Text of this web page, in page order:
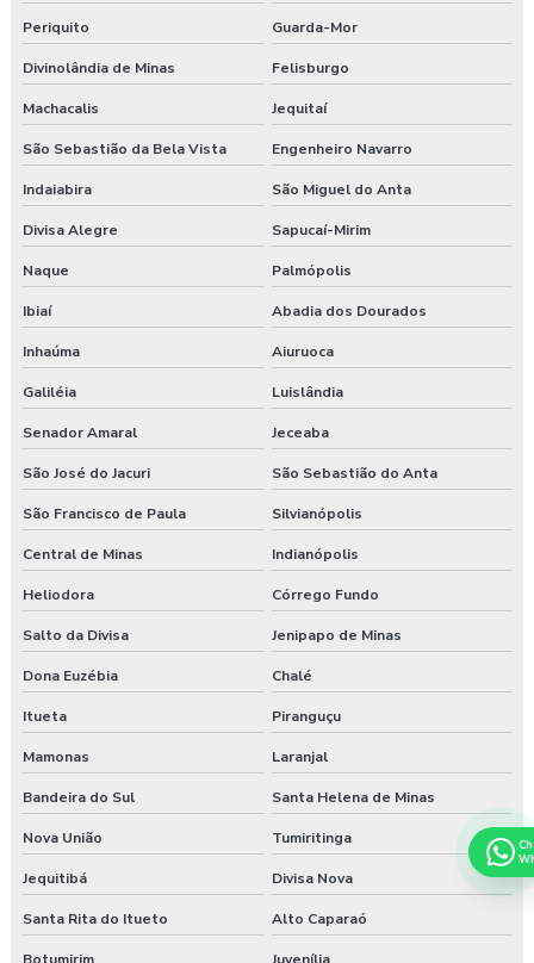
Periquito Guarda-Mor
Divinolândia de Minas Felisburgo
Machacalis Jequitaí
São Sebastião da Bela Vista Engenheiro Navarro
Indaiabira São Miguel do Anta
Divisa Alegre Sapucaí-Mirim
Naque Palmópolis
Ibiaí Abadia dos Dourados
Inhaúma Aiuruoca
Galiléia Luislândia
Senador Amaral Jeceaba
São José do Jacuri São Sebastião do Anta
São Francisco de Paula Silvianópolis
Central de Minas Indianópolis
Heliodora Córrego Fundo
Salto da Divisa Jenipapo de Minas
Dona Euzébia Chalé
Itueta Piranguçu
Mamonas Laranjal
Bandeira do Sul Santa Helena de Minas
Nova União Tumiritinga
Jequitibá Divisa Nova
Santa Rita do Itueto Alto Caparaó